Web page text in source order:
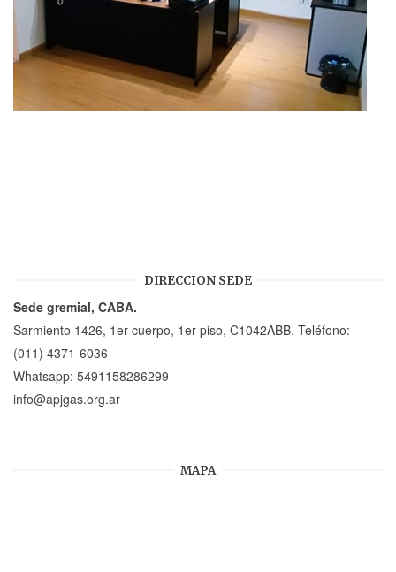
DIRECCION SEDE
Sede gremial, CABA.
Sarmiento 1426, 1er cuerpo, 1er piso, C1042ABB. Teléfono:
(011) 4371-6036
Whatsapp: 5491158286299
info@apjgas.org.ar
MAPA